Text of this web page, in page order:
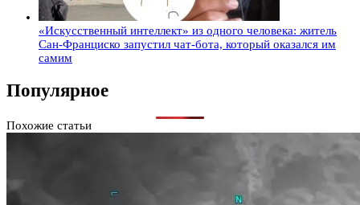
«Искусственный интеллект» из одного человека: житель
Сан-Франциско запустил чат-бота, который оказался им
самим
Популярное
Похожие статьи